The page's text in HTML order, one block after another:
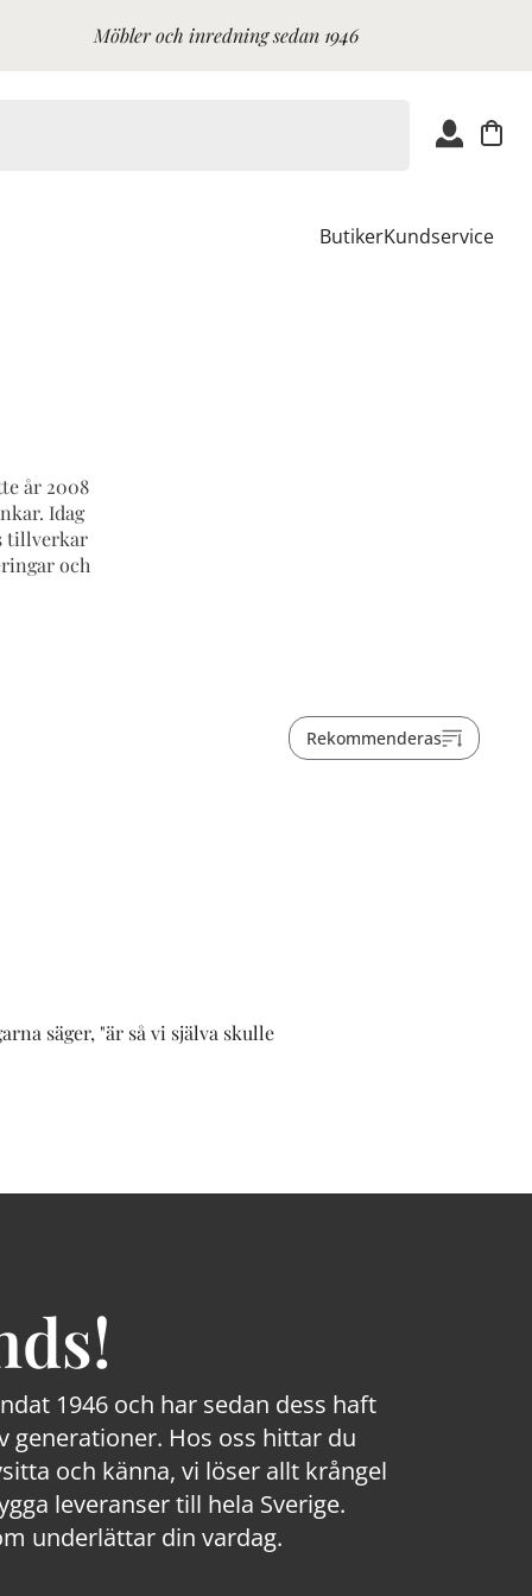
Möbler och inredning sedan 1946
ButikerKundservice
år 2008
Idag
tillverkar
och
Rekommenderas
säger, "är så vi själva skulle
1946 och har sedan dess haft
Hos oss hittar du
och känna, vi löser allt krångel
leveranser till hela Sverige.
underlättar din vardag.